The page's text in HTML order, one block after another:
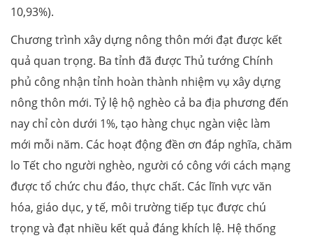
10,93%).
Chương trình xây dựng nông thôn mới đạt được kết
quả quan trọng. Ba tỉnh đã được Thủ tướng Chính
phủ công nhận tỉnh hoàn thành nhiệm vụ xây dựng
nông thôn mới. Tỷ lệ hộ nghèo cả ba địa phương đến
nay chỉ còn dưới 1%, tạo hàng chục ngàn việc làm
mới mỗi năm. Các hoạt động đền ơn đáp nghĩa, chăm
lo Tết cho người nghèo, người có công với cách mạng
được tổ chức chu đáo, thực chất. Các lĩnh vực văn
hóa, giáo dục, y tế, môi trường tiếp tục được chú
trọng và đạt nhiều kết quả đáng khích lệ. Hệ thống